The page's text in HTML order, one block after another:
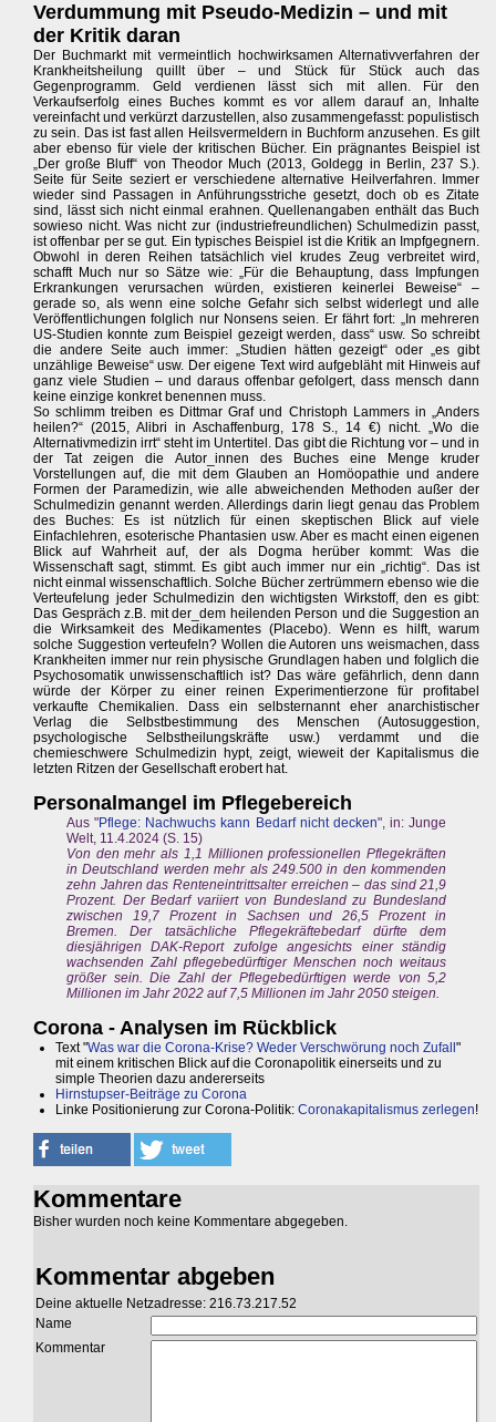
Verdummung mit Pseudo-Medizin – und mit
der Kritik daran
Der Buchmarkt mit vermeintlich hochwirksamen Alternativverfahren der
Krankheitsheilung quillt über – und Stück für Stück auch das
Gegenprogramm. Geld verdienen lässt sich mit allen. Für den
Verkaufserfolg eines Buches kommt es vor allem darauf an, Inhalte
vereinfacht und verkürzt darzustellen, also zusammengefasst: populistisch
zu sein. Das ist fast allen Heilsvermeldern in Buchform anzusehen. Es gilt
aber ebenso für viele der kritischen Bücher. Ein prägnantes Beispiel ist
„Der große Bluff“ von Theodor Much (2013, Goldegg in Berlin, 237 S.).
Seite für Seite seziert er verschiedene alternative Heilverfahren. Immer
wieder sind Passagen in Anführungsstriche gesetzt, doch ob es Zitate
sind, lässt sich nicht einmal erahnen. Quellenangaben enthält das Buch
sowieso nicht. Was nicht zur (industriefreundlichen) Schulmedizin passt,
ist offenbar per se gut. Ein typisches Beispiel ist die Kritik an Impfgegnern.
Obwohl in deren Reihen tatsächlich viel krudes Zeug verbreitet wird,
schafft Much nur so Sätze wie: „Für die Behauptung, dass Impfungen
Erkrankungen verursachen würden, existieren keinerlei Beweise“ –
gerade so, als wenn eine solche Gefahr sich selbst widerlegt und alle
Veröffentlichungen folglich nur Nonsens seien. Er fährt fort: „In mehreren
US-Studien konnte zum Beispiel gezeigt werden, dass“ usw. So schreibt
die andere Seite auch immer: „Studien hätten gezeigt“ oder „es gibt
unzählige Beweise“ usw. Der eigene Text wird aufgebläht mit Hinweis auf
ganz viele Studien – und daraus offenbar gefolgert, dass mensch dann
keine einzige konkret benennen muss.
So schlimm treiben es Dittmar Graf und Christoph Lammers in „Anders
heilen?“ (2015, Alibri in Aschaffenburg, 178 S., 14 €) nicht. „Wo die
Alternativmedizin irrt“ steht im Untertitel. Das gibt die Richtung vor – und in
der Tat zeigen die Autor_innen des Buches eine Menge kruder
Vorstellungen auf, die mit dem Glauben an Homöopathie und andere
Formen der Paramedizin, wie alle abweichenden Methoden außer der
Schulmedizin genannt werden. Allerdings darin liegt genau das Problem
des Buches: Es ist nützlich für einen skeptischen Blick auf viele
Einfachlehren, esoterische Phantasien usw. Aber es macht einen eigenen
Blick auf Wahrheit auf, der als Dogma herüber kommt: Was die
Wissenschaft sagt, stimmt. Es gibt auch immer nur ein „richtig“. Das ist
nicht einmal wissenschaftlich. Solche Bücher zertrümmern ebenso wie die
Verteufelung jeder Schulmedizin den wichtigsten Wirkstoff, den es gibt:
Das Gespräch z.B. mit der_dem heilenden Person und die Suggestion an
die Wirksamkeit des Medikamentes (Placebo). Wenn es hilft, warum
solche Suggestion verteufeln? Wollen die Autoren uns weismachen, dass
Krankheiten immer nur rein physische Grundlagen haben und folglich die
Psychosomatik unwissenschaftlich ist? Das wäre gefährlich, denn dann
würde der Körper zu einer reinen Experimentierzone für profitabel
verkaufte Chemikalien. Dass ein selbsternannt eher anarchistischer
Verlag die Selbstbestimmung des Menschen (Autosuggestion,
psychologische Selbstheilungskräfte usw.) verdammt und die
chemieschwere Schulmedizin hypt, zeigt, wieweit der Kapitalismus die
letzten Ritzen der Gesellschaft erobert hat.
Personalmangel im Pflegebereich
Aus "Pflege: Nachwuchs kann Bedarf nicht decken", in: Junge
Welt, 11.4.2024 (S. 15)
Von den mehr als 1,1 Millionen professionellen Pflegekräften
in Deutschland werden mehr als 249.500 in den kommenden
zehn Jahren das Renteneintrittsalter erreichen – das sind 21,9
Prozent. Der Bedarf variiert von Bundesland zu Bundesland
zwischen 19,7 Prozent in Sachsen und 26,5 Prozent in
Bremen. Der tatsächliche Pflegekräftebedarf dürfte dem
diesjährigen DAK-Report zufolge angesichts einer ständig
wachsenden Zahl pflegebedürftiger Menschen noch weitaus
größer sein. Die Zahl der Pflegebedürftigen werde von 5,2
Millionen im Jahr 2022 auf 7,5 Millionen im Jahr 2050 steigen.
Corona - Analysen im Rückblick
Text "Was war die Corona-Krise? Weder Verschwörung noch Zufall "
mit einem kritischen Blick auf die Coronapolitik einerseits und zu
simple Theorien dazu andererseits
Hirnstupser-Beiträge zu Corona
Linke Positionierung zur Corona-Politik: Coronakapitalismus zerlegen!
Kommentare
Bisher wurden noch keine Kommentare abgegeben.
Kommentar abgeben
Deine aktuelle Netzadresse: 216.73.217.52
Name
Kommentar